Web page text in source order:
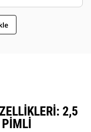
2,5